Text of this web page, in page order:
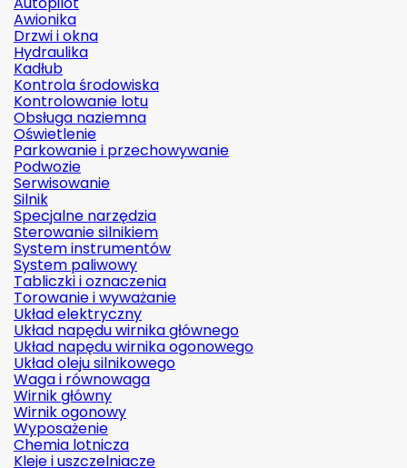
Awionika
Drzwi i okna
Hydraulika
Kadłub
Kontrola środowiska
Kontrolowanie lotu
Obsługa naziemna
Oświetlenie
Parkowanie i przechowywanie
Podwozie
Serwisowanie
Silnik
Specjalne narzędzia
Sterowanie silnikiem
System instrumentów
System paliwowy
Tabliczki i oznaczenia
Torowanie i wyważanie
Układ elektryczny
Układ napędu wirnika głównego
Układ napędu wirnika ogonowego
Układ oleju silnikowego
Waga i równowaga
Wirnik główny
Wirnik ogonowy
Wyposażenie
Chemia lotnicza
Kleje i uszczelniacze